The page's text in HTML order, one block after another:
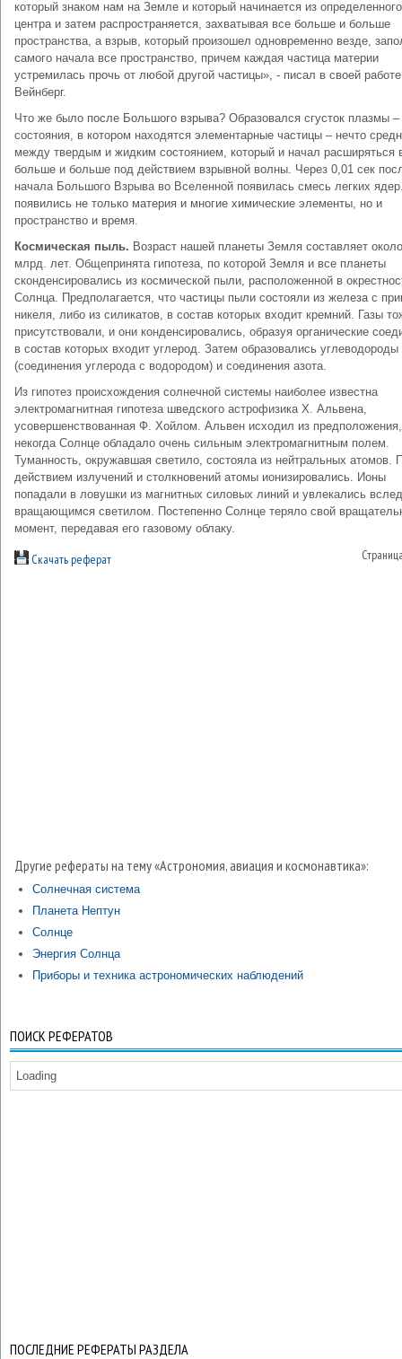
который знаком нам на Земле и который начинается из определенного
центра и затем распространяется, захватывая все больше и больше
пространства, а взрыв, который произошел одновременно везде,
самого начала все пространство, причем каждая частица материи
устремилась прочь от любой другой частицы», - писал в своей
Вейнберг.
Что же было после Большого взрыва? Образовался сгусток плазмы –
состояния, в котором находятся элементарные частицы – нечто
между твердым и жидким состоянием, который и начал расширяться
больше и больше под действием взрывной волны. Через 0,01 сек
начала Большого Взрыва во Вселенной появилась смесь легких
появились не только материя и многие химические элементы, но и
пространство и время.
Космическая пыль. Возраст нашей планеты Земля составляет
млрд. лет. Общепринята гипотеза, по которой Земля и все планеты
сконденсировались из космической пыли, расположенной в
Солнца. Предполагается, что частицы пыли состояли из железа с
никеля, либо из силикатов, в состав которых входит кремний. Газы
присутствовали, и они конденсировались, образуя органические
в состав которых входит углерод. Затем образовались углеводороды
(соединения углерода с водородом) и соединения азота.
Из гипотез происхождения солнечной системы наиболее известна
электромагнитная гипотеза шведского астрофизика Х. Альвена,
усовершенствованная Ф. Хойлом. Альвен исходил из
некогда Солнце обладало очень сильным электромагнитным полем.
Туманность, окружавшая светило, состояла из нейтральных атомов.
действием излучений и столкновений атомы ионизировались. Ионы
попадали в ловушки из магнитных силовых линий и увлекались
вращающимся светилом. Постепенно Солнце теряло свой
момент, передавая его газовому облаку.
Скачать реферат
Другие рефераты на тему «Астрономия, авиация и космонавтика»:
Солнечная система
Планета Нептун
Солнце
Энергия Солнца
Приборы и техника астрономических наблюдений
ПОИСК РЕФЕРАТОВ
Loading
ПОСЛЕДНИЕ РЕФЕРАТЫ РАЗДЕЛА